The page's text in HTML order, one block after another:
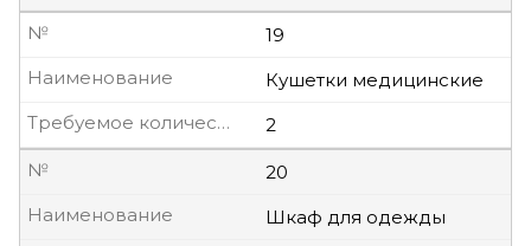
19
№
Кушетки медицинские
Наименование
2
Требуемое количество, шт
20
№
Шкаф для одежды
Наименование